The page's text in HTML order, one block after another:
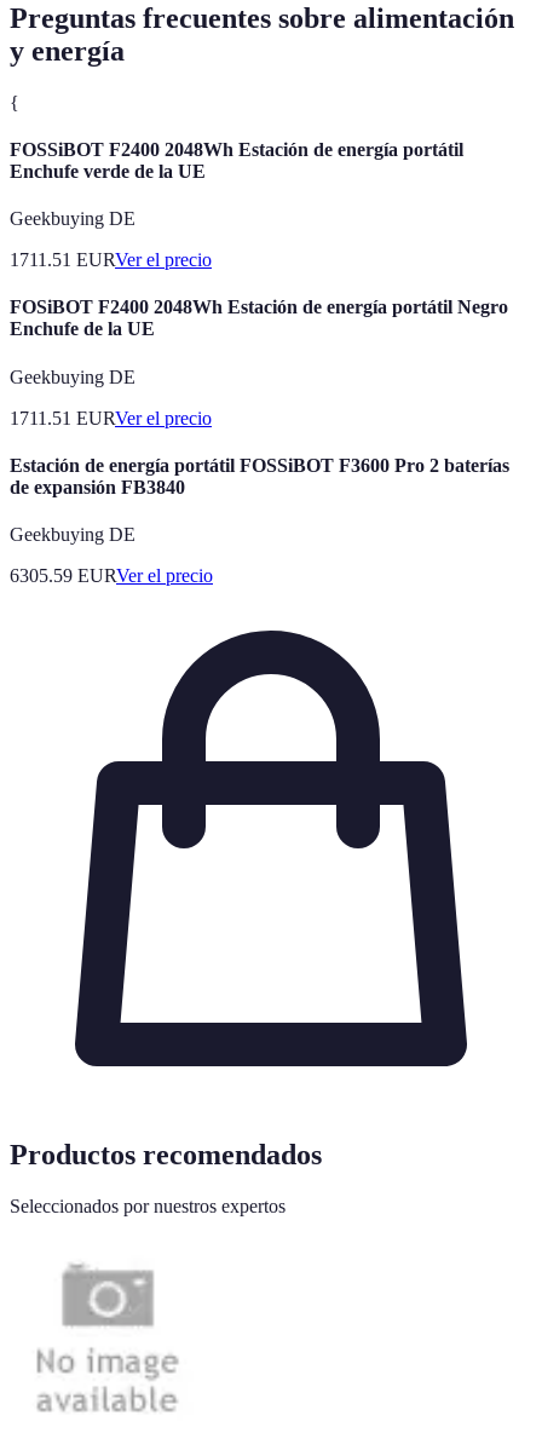
Preguntas frecuentes sobre alimentación
y energía
{
FOSSiBOT F2400 2048Wh Estación de energía portátil
Enchufe verde de la UE
Geekbuying DE
1711.51 EURVer el precio
FOSiBOT F2400 2048Wh Estación de energía portátil Negro
Enchufe de la UE
Geekbuying DE
1711.51 EURVer el precio
Estación de energía portátil FOSSiBOT F3600 Pro 2 baterías
de expansión FB3840
Geekbuying DE
6305.59 EURVer el precio
Productos recomendados
Seleccionados por nuestros expertos